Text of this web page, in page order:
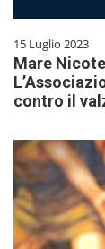
15 Luglio 2023
Mare
contro il